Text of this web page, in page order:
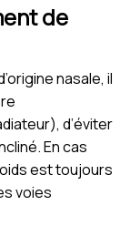
de
nasale, il
d’éviter
En cas
est toujours
voies